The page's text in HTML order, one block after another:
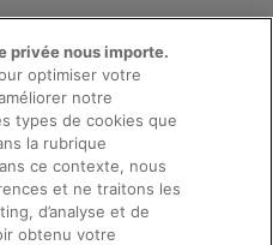
nous
rendez-vous
privée nous importe.
optimiser votre
notre
types de cookies que
la rubrique
ce contexte, nous
et ne traitons les
d’analyse et de
obtenu votre